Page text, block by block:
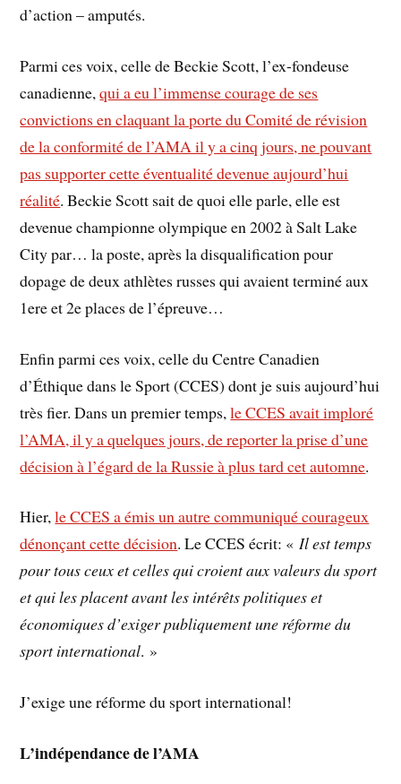
d’action – amputés.
Parmi ces voix, celle de Beckie Scott, l’ex-fondeuse
canadienne,qui a eu l’immense courage de ses
convictions en claquant la porte du Comité de révision
de la conformité de l’AMA il y a cinq jours, ne pouvant
pas supporter cette éventualité devenue aujourd’hui
réalité. Beckie Scott sait de quoi elle parle, elle est
devenue championne olympique en 2002 à Salt Lake
City par… la poste, après la disqualification pour
dopage de deux athlètes russes qui avaient terminé aux
1ere et 2e places de l’épreuve…
Enfin parmi ces voix, celle du Centre Canadien
d’Éthique dans le Sport (CCES) dont je suis aujourd’hui
très fier. Dans un premier temps,le CCES avait imploré
l’AMA, il y a quelques jours, de reporter la prise d’une
décision à l’égard de la Russie à plus tard cet automne.
Hier,le CCES a émis un autre communiqué courageux
dénonçant cette décision. Le CCES écrit: «Il est temps
pour tous ceux et celles qui croient aux valeurs du sport
et qui les placent avant les intérêts politiques et
économiques d’exiger publiquement une réforme du
sport international. »
J’exige une réforme du sport international!
L’indépendance de l’AMA